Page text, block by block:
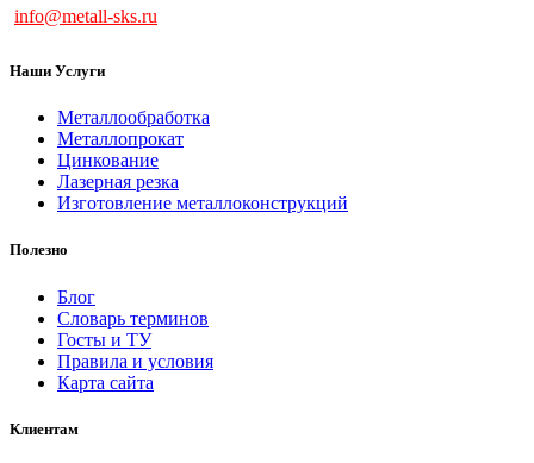
info@metall-sks.ru
Наши Услуги
Металлообработка
Металлопрокат
Цинкование
Лазерная резка
Изготовление металлоконструкций
Полезно
Блог
Словарь терминов
Госты и ТУ
Правила и условия
Карта сайта
Клиентам